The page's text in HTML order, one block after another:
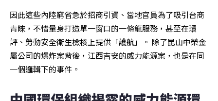
因此這些內陸窮省急於招商引資、當地官員為了吸引台商
青睞，不惜量身打造單一窗口的一條龍服務，甚至在環
評、勞動安全衛生檢核上提供「護航」。 除了昆山中榮金
屬公司的爆炸案背後，江西吉安的威力能源案，也是在同
一個邏輯下的事件。